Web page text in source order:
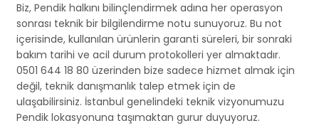
Biz, Pendik halkını bilinçlendirmek adına her operasyon
sonrası teknik bir bilgilendirme notu sunuyoruz. Bu not
içerisinde, kullanılan ürünlerin garanti süreleri, bir sonraki
bakım tarihi ve acil durum protokolleri yer almaktadır.
0501 644 18 80 üzerinden bize sadece hizmet almak için
değil, teknik danışmanlık talep etmek için de
ulaşabilirsiniz. İstanbul genelindeki teknik vizyonumuzu
Pendik lokasyonuna taşımaktan gurur duyuyoruz.